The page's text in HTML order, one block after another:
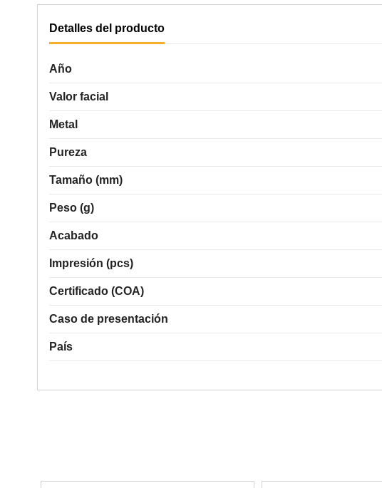
Detalles del producto
Año
Valor facial
Metal
Pureza
Tamaño (mm)
Peso (g)
Acabado
Impresión (pcs)
Certificado (COA)
Caso de presentación
País